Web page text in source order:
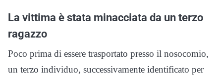
La vittima è stata minacciata da un terzo
ragazzo
Poco prima di essere trasportato presso il nosocomio,
un terzo individuo, successivamente identificato per